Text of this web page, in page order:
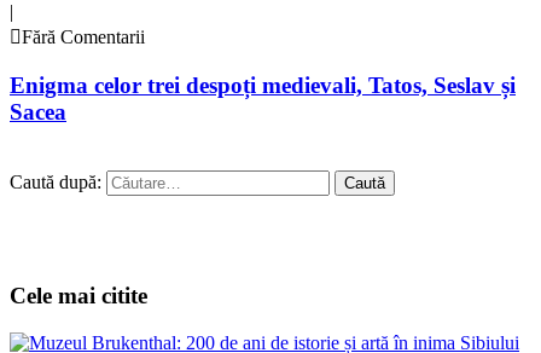
|
Fără Comentarii
Enigma celor trei despoți medievali, Tatos, Seslav și
Sacea
Caută după:
Cele mai citite